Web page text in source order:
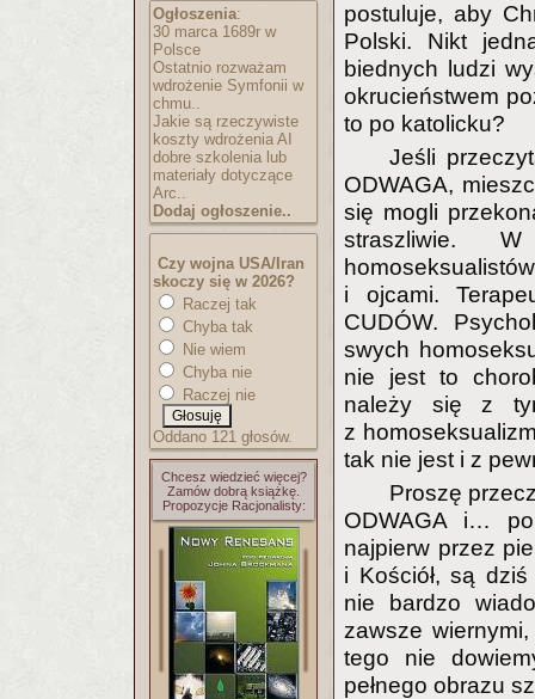
Ogłoszenia:
30 marca 1689r w
Polsce
Ostatnio rozważam
wdrożenie Symfonii w
chmu..
Jakie są rzeczywiste
koszty wdrożenia AI
dobre szkolenia lub
materiały dotyczące
Arc..
Dodaj ogłoszenie..
Czy wojna USA/Iran
skoczy się w 2026?
Raczej tak
Chyba tak
Nie wiem
Chyba nie
Raczej nie
Oddano 121 głosów.
Chcesz wiedzieć więcej?
Zamów dobrą książkę.
Propozycje Racjonalisty:
postuluje, aby
Polski. Nikt
biednych ludzi
okrucieństwem
to po katolicku?
Jeśli
ODWAGA,
się mogli
straszliwie.
i ojcami.
CUDÓW.
swych
nie jest to
należy się z
z
tak nie jest i z
Proszę
ODWAGA i… po
najpierw przez
i Kościół, są
nie bardzo
zawsze
tego nie
pełnego obrazu